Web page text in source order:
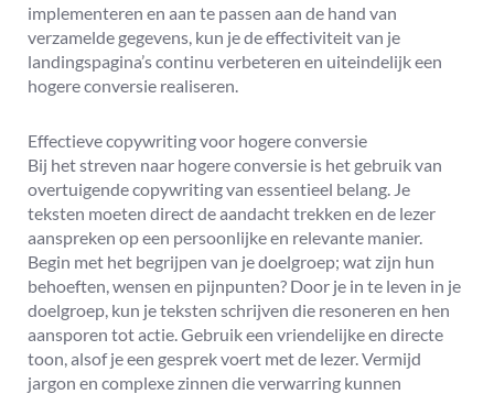
implementeren en aan te passen aan de hand van
verzamelde gegevens, kun je de effectiviteit van je
landingspagina’s continu verbeteren en uiteindelijk een
hogere conversie realiseren.
Effectieve copywriting voor hogere conversie
Bij het streven naar hogere conversie is het gebruik van
overtuigende copywriting van essentieel belang. Je
teksten moeten direct de aandacht trekken en de lezer
aanspreken op een persoonlijke en relevante manier.
Begin met het begrijpen van je doelgroep; wat zijn hun
behoeften, wensen en pijnpunten? Door je in te leven in je
doelgroep, kun je teksten schrijven die resoneren en hen
aansporen tot actie. Gebruik een vriendelijke en directe
toon, alsof je een gesprek voert met de lezer. Vermijd
jargon en complexe zinnen die verwarring kunnen